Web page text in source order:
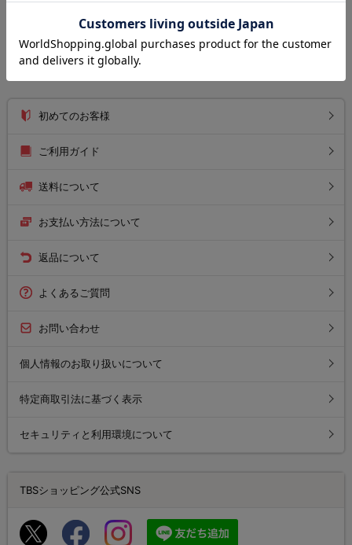
お気に入りリスト
お知らせ
初めてのお客様
ご利用ガイド
送料について
お支払い方法について
返品について
よくあるご質問
お問い合わせ
個人情報のお取り扱いについて
特定商取引法に基づく表示
セキュリティと利用環境について
TBSショッピング公式SNS